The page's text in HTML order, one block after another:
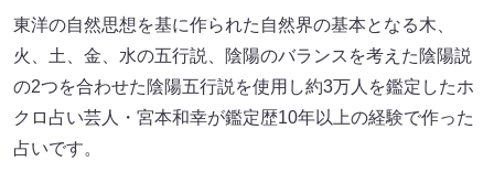
東洋の自然思想を基に作られた自然界の基本となる木、
火、土、金、水の五行説、陰陽のバランスを考えた陰陽説
の2つを合わせた陰陽五行説を使用し約3万人を鑑定したホ
クロ占い芸人・宮本和幸が鑑定歴10年以上の経験で作った
占いです。